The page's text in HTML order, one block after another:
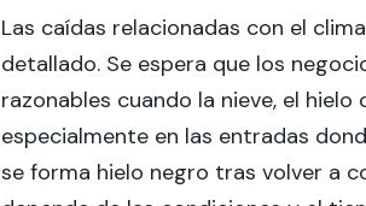
Las caídas relacionadas con el
detallado. Se espera que los
razonables cuando la nieve, el
especialmente en las entradas
se forma hielo negro tras volver a